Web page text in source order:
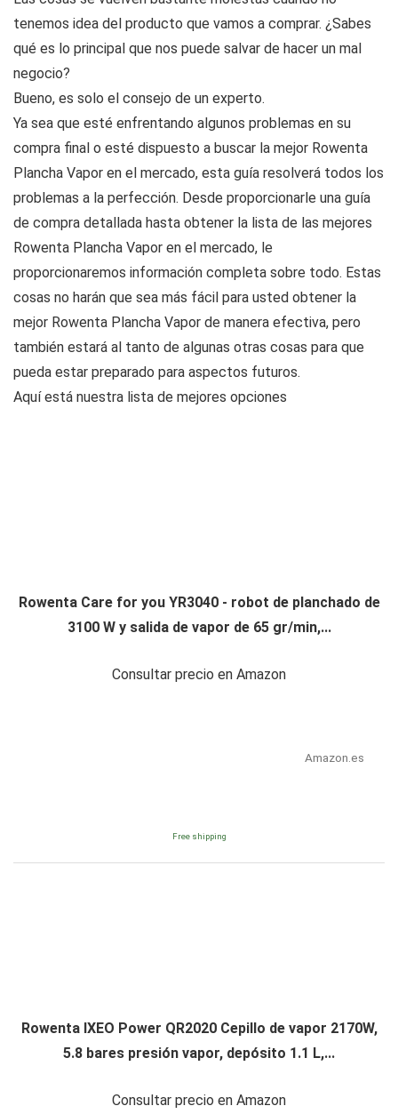
tenemos idea del producto que vamos a comprar. ¿Sabes
qué es lo principal que nos puede salvar de hacer un mal
negocio?
Bueno, es solo el consejo de un experto.
Ya sea que esté enfrentando algunos problemas en su
compra final o esté dispuesto a buscar la mejor Rowenta
Plancha Vapor en el mercado, esta guía resolverá todos los
problemas a la perfección. Desde proporcionarle una guía
de compra detallada hasta obtener la lista de las mejores
Rowenta Plancha Vapor en el mercado, le
proporcionaremos información completa sobre todo. Estas
cosas no harán que sea más fácil para usted obtener la
mejor Rowenta Plancha Vapor de manera efectiva, pero
también estará al tanto de algunas otras cosas para que
pueda estar preparado para aspectos futuros.
Aquí está nuestra lista de mejores opciones
Rowenta Care for you YR3040 - robot de planchado de
3100 W y salida de vapor de 65 gr/min,...
Consultar precio en Amazon
Amazon.es
Free shipping
Rowenta IXEO Power QR2020 Cepillo de vapor 2170W,
5.8 bares presión vapor, depósito 1.1 L,...
Consultar precio en Amazon